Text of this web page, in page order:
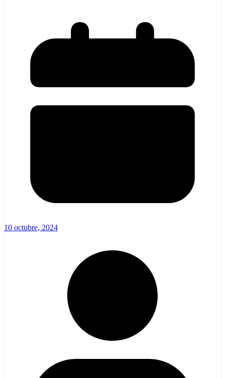
10 octubre, 2024